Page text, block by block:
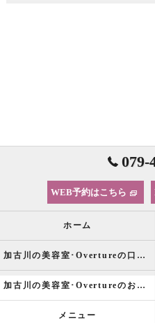
079-
WEB予約はこちら
ホーム
加古川の美容室･Overtureの口コミ情報
加古川の美容室･Overtureのお客様の声
メニュー